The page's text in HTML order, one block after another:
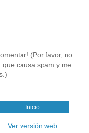
(Por favor, no
causa spam y me
Inicio
Ver versión web